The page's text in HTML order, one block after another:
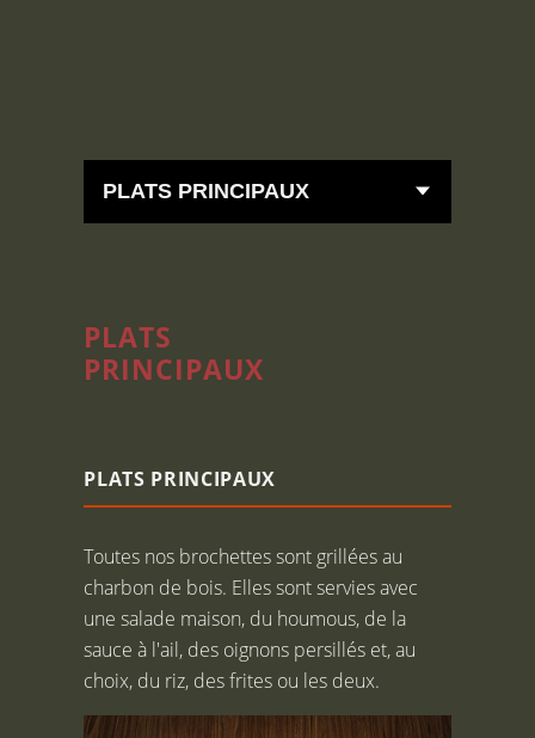
PLATS
PRINCIPAUX
PLATS PRINCIPAUX
Toutes nos brochettes sont grillées au
charbon de bois. Elles sont servies avec
une salade maison, du houmous, de la
sauce à l'ail, des oignons persillés et, au
choix, du riz, des frites ou les deux.